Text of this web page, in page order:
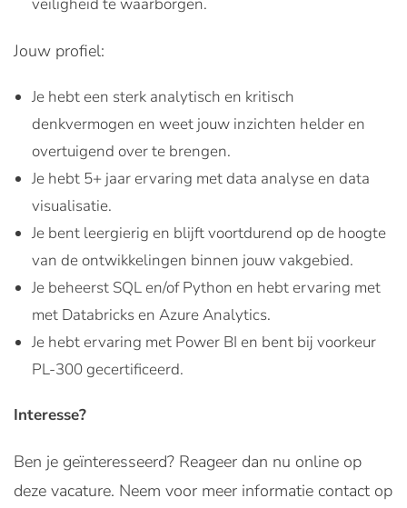
Jouw profiel:
Je hebt een sterk analytisch en kritisch
denkvermogen en weet jouw inzichten helder en
overtuigend over te brengen.
Je hebt 5+ jaar ervaring met data analyse en data
visualisatie.
Je bent leergierig en blijft voortdurend op de hoogte
van de ontwikkelingen binnen jouw vakgebied.
Je beheerst SQL en/of Python en hebt ervaring met
met Databricks en Azure Analytics.
Je hebt ervaring met Power BI en bent bij voorkeur
PL-300 gecertificeerd.
Interesse?
Ben je geïnteresseerd? Reageer dan nu online op
deze vacature. Neem voor meer informatie contact op